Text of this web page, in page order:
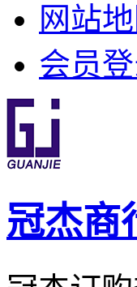
网站
会员
冠杰商